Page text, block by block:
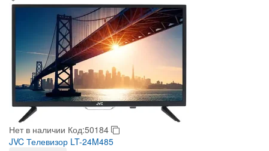
Нет в наличии Код:50184
JVC Телевизор LT-24M485